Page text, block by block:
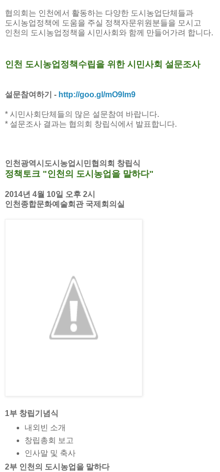
협의회는 인천에서 활동하는 다양한 도시농업단체들과
도시농업정책에 도움을 주실 정책자문위원분들을 모시고
인천의 도시농업정책을 시민사회와 함께 만들어가려 합니다.
인천 도시농업정책수립을 위한 시민사회 설문조사
설문참여하기 - http://goo.gl/mO9lm9
* 시민사회단체들의 많은 설문참여 바랍니다.
* 설문조사 결과는 협의회 창립식에서 발표합니다.
인천광역시도시농업시민협의회 창립식
정책토크 "인천의 도시농업을 말하다"
2014년 4월 10일 오후 2시
인천종합문화예술회관 국제회의실
1부 창립기념식
내외빈 소개
창립총회 보고
인사말 및 축사
2부 인천의 도시농업을 말하다